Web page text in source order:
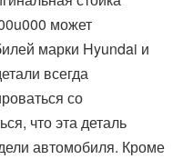
может
марки Hyundai и
всегда
со
что эта деталь
автомобиля. Кроме